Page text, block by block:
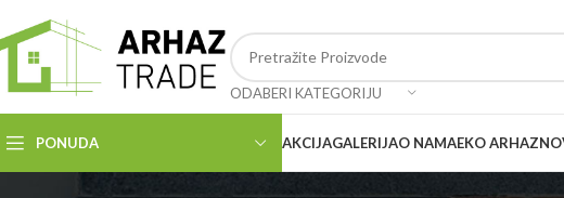
ODABERI KATEGORIJU
PONUDA AKCIJAGALERIJAO NAMAEKO ARHAZ